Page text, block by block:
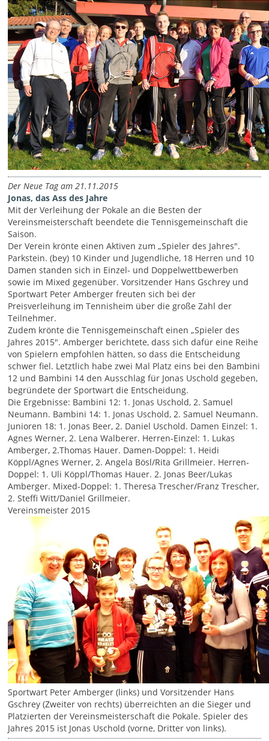
Der Neue Tag am 21.11.2015
Jonas, das Ass des Jahre
Mit der Verleihung der Pokale an die Besten der
Vereinsmeisterschaft beendete die Tennisgemeinschaft die
Saison.
Der Verein krönte einen Aktiven zum „Spieler des Jahres".
Parkstein. (bey) 10 Kinder und Jugendliche, 18 Herren und 10
Damen standen sich in Einzel- und Doppelwettbewerben
sowie im Mixed gegenüber. Vorsitzender Hans Gschrey und
Sportwart Peter Amberger freuten sich bei der
Preisverleihung im Tennisheim über die große Zahl der
Teilnehmer.
Zudem krönte die Tennisgemeinschaft einen „Spieler des
Jahres 2015". Amberger berichtete, dass sich dafür eine Reihe
von Spielern empfohlen hätten, so dass die Entscheidung
schwer fiel. Letztlich habe zwei Mal Platz eins bei den Bambini
12 und Bambini 14 den Ausschlag für Jonas Uschold gegeben,
begründete der Sportwart die Entscheidung.
Die Ergebnisse: Bambini 12: 1. Jonas Uschold, 2. Samuel
Neumann. Bambini 14: 1. Jonas Uschold, 2. Samuel Neumann.
Junioren 18: 1. Jonas Beer, 2. Daniel Uschold. Damen Einzel: 1.
Agnes Werner, 2. Lena Walberer. Herren-Einzel: 1. Lukas
Amberger, 2.Thomas Hauer. Damen-Doppel: 1. Heidi
Köppl/Agnes Werner, 2. Angela Bösl/Rita Grillmeier. Herren-
Doppel: 1. Uli Köppl/Thomas Hauer. 2. Jonas Beer/Lukas
Amberger. Mixed-Doppel: 1. Theresa Trescher/Franz Trescher,
2. Steffi Witt/Daniel Grillmeier.
Vereinsmeister 2015
Sportwart Peter Amberger (links) und Vorsitzender Hans
Gschrey (Zweiter von rechts) überreichten an die Sieger und
Platzierten der Vereinsmeisterschaft die Pokale. Spieler des
Jahres 2015 ist Jonas Uschold (vorne, Dritter von links).